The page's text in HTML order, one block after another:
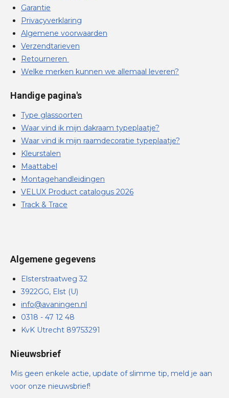
Garantie
Privacyverklaring
Algemene voorwaarden
Verzendtarieven
Retourneren
Welke merken kunnen we allemaal leveren?
Handige pagina's
Type glassoorten
Waar vind ik mijn dakraam typeplaatje?
Waar vind ik mijn raamdecoratie typeplaatje?
Kleurstalen
Maattabel
Montagehandleidingen
VELUX Product catalogus 2026
Track & Trace
Algemene gegevens
Elsterstraatweg 32
3922GG, Elst (U)
info@avaningen.nl
0318 - 47 12 48
KvK Utrecht 89753291
Nieuwsbrief
Mis geen enkele actie, update of slimme tip, meld je aan
voor onze nieuwsbrief!